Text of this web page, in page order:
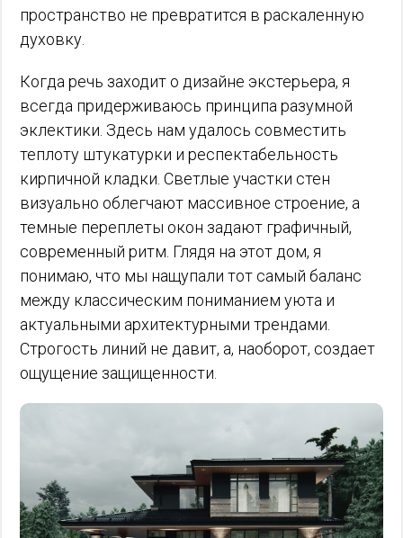
пространство не превратится в раскаленную
духовку.
Когда речь заходит о дизайне экстерьера, я
всегда придерживаюсь принципа разумной
эклектики. Здесь нам удалось совместить
теплоту штукатурки и респектабельность
кирпичной кладки. Светлые участки стен
визуально облегчают массивное строение, а
темные переплеты окон задают графичный,
современный ритм. Глядя на этот дом, я
понимаю, что мы нащупали тот самый баланс
между классическим пониманием уюта и
актуальными архитектурными трендами.
Строгость линий не давит, а, наоборот, создает
ощущение защищенности.